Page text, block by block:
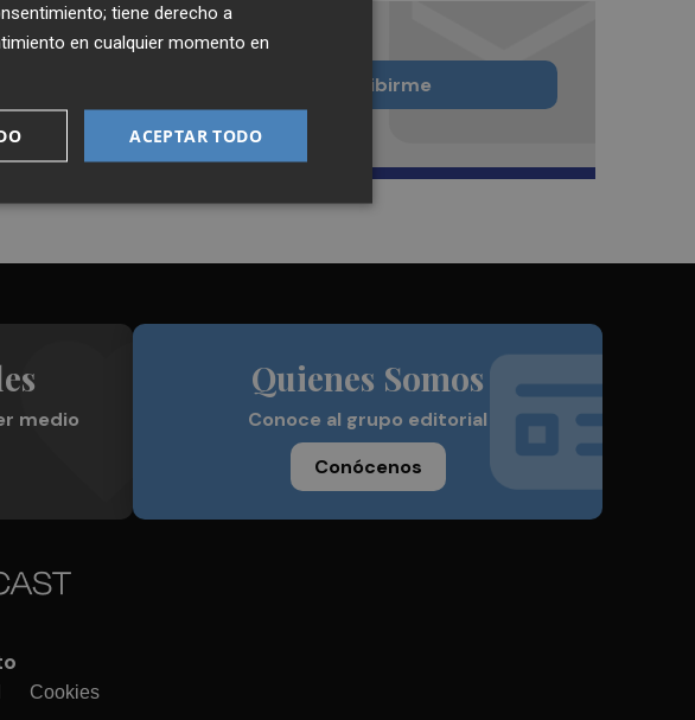
de
Quiero suscribirme
medio
Quienes Somos
Conoce al grupo editorial
Conócenos
Cookies
tiene derecho a
en cualquier momento en
ACEPTAR TODO